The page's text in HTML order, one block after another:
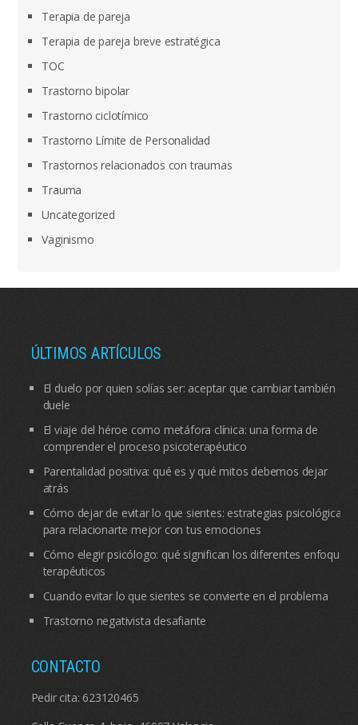
Terapia de pareja
Terapia de pareja breve estratégica
TOC
Trastorno bipolar
Trastorno ciclotímico
Trastorno Límite de Personalidad
Trastornos relacionados con traumas
Trauma
Uncategorized
Vaginismo
ÚLTIMOS ARTÍCULOS
El duelo por quien solías ser: aceptar que cambiar también
duele
El viaje del héroe como metáfora clínica: una forma de
comprender el proceso psicoterapéutico
Parentalidad positiva: qué es y qué mitos debemos dejar
atrás
Cómo dejar de evitar lo que sientes: estrategias psicológicas
para relacionarte mejor con tus emociones
Cómo elegir psicólogo: qué significan los diferentes enfoques
terapéuticos
Cuando evitar lo que sientes se convierte en el problema
Trastorno negativista desafiante
CONTACTO
Pedir cita: 623120465